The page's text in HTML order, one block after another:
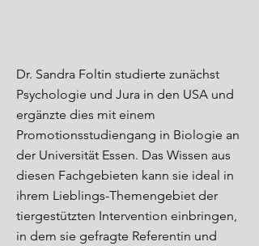
Dr. Sandra Foltin studierte zunächst
Psychologie und Jura in den USA und
ergänzte dies mit einem
Promotionsstudiengang in Biologie an
der Universität Essen. Das Wissen aus
diesen Fachgebieten kann sie ideal in
ihrem Lieblings-Themengebiet der
tiergestützten Intervention einbringen,
in dem sie gefragte Referentin und